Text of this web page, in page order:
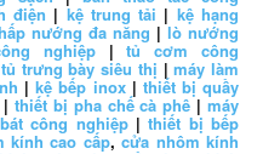
điện | kệ trung tải | kệ hạng
nướng đa năng |lò nướng
nghiệp|tủ cơm công
tủ trưng bày siêu thị |máy làm
|kệ bếp inox| thiết bị quầy
| thiết bị pha chế cà phê | máy
công nghiệp|thiết bị bếp
kính cao cấp,cửa nhôm kính